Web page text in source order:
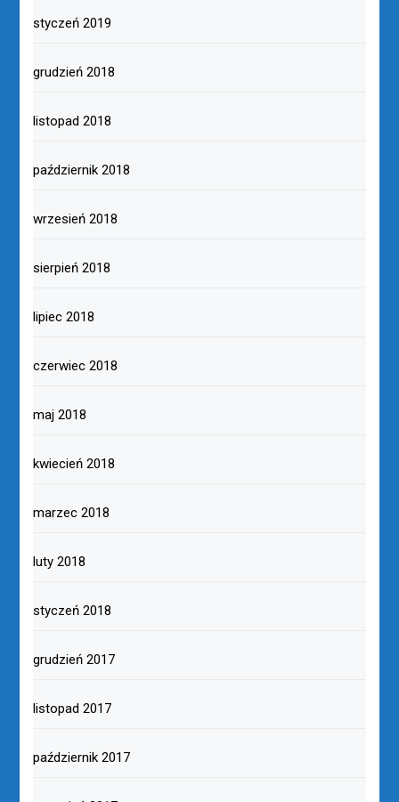
styczeń 2019
grudzień 2018
listopad 2018
październik 2018
wrzesień 2018
sierpień 2018
lipiec 2018
czerwiec 2018
maj 2018
kwiecień 2018
marzec 2018
luty 2018
styczeń 2018
grudzień 2017
listopad 2017
październik 2017